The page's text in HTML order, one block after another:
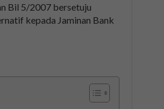
Bil 5/2007 bersetuju
kepada Jaminan Bank